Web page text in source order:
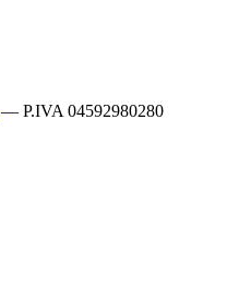
— P.IVA 04592980280